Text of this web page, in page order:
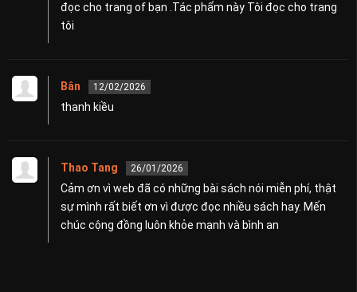
đọc cho trang of bạn .Tác phẩm này Tôi đọc cho trang
tôi
Bân 12/02/2026
thanh kiều
Thao Tang 26/01/2026
Cảm ơn vì web đã có những bài sách nói miễn phí, thật
sự mình rất biết ơn vì được đọc nhiều sách hay. Mến
chúc cộng đồng luôn khỏe mạnh và bình an